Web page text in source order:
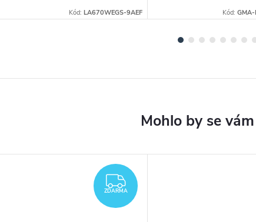
Kód: LA670WEGS-9AEF Kód:
ZDARMA
ZDARMA